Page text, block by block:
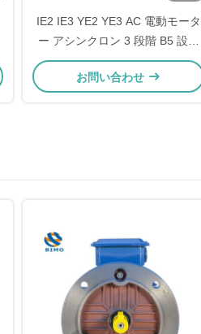
IE2 IE3 YE2 YE3 AC 電動モータ
ー アシンクロン 3 段階 B5 設置
0.55kw 0.75kw
お問い合わせ